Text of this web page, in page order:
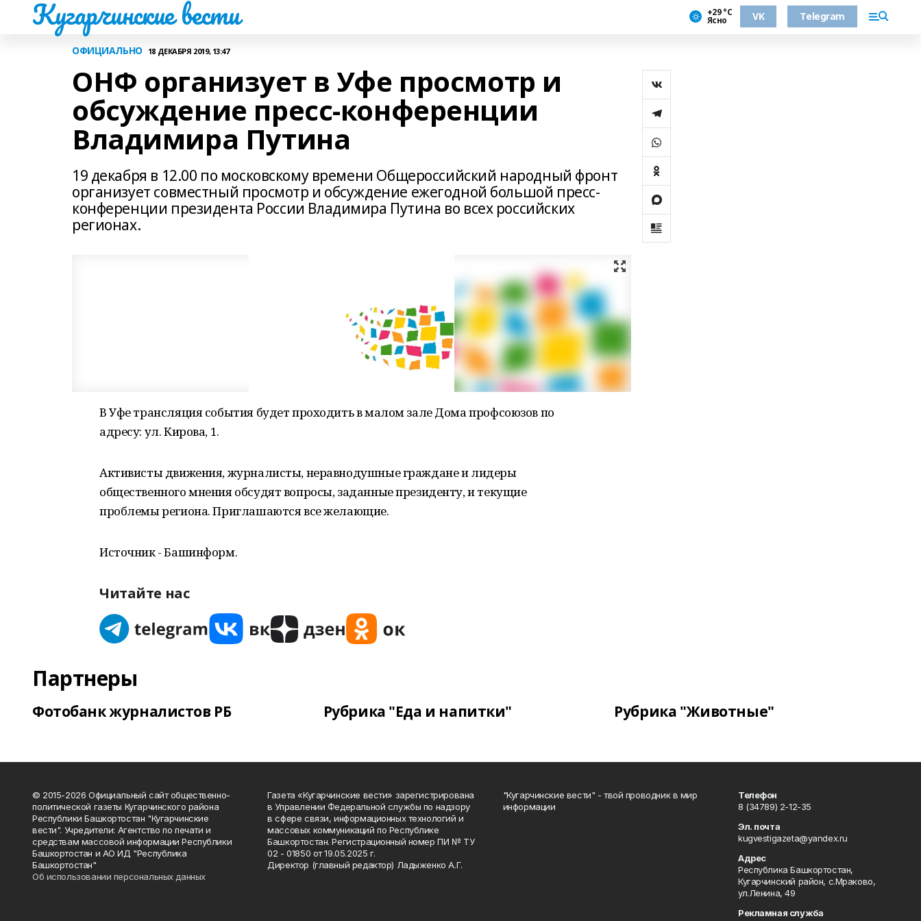
Кугарчинские вести +29 °С
Ясно VK Telegram
ОФИЦИАЛЬНО 18 ДЕКАБРЯ 2019, 13:47
ОНФ организует в Уфе просмотр и
обсуждение пресс-конференции
Владимира Путина
19 декабря в 12.00 по московскому времени Общероссийский народный фронт
организует совместный просмотр и обсуждение ежегодной большой пресс-
конференции президента России Владимира Путина во всех российских
регионах.
В Уфе трансляция события будет проходить в малом зале Дома профсоюзов по
адресу: ул. Кирова, 1.
Активисты движения, журналисты, неравнодушные граждане и лидеры
общественного мнения обсудят вопросы, заданные президенту, и текущие
проблемы региона. Приглашаются все желающие.
Источник - Башинформ.
Читайте нас
Партнеры
Фотобанк журналистов РБ Рубрика "Еда и напитки" Рубрика "Животные"
© 2015-2026 Официальный сайт общественно-
политической газеты Кугарчинского района
Республики Башкортостан "Кугарчинские
вести". Учредители: Агентство по печати и
средствам массовой информации Республики
Башкортостан и АО ИД "Республика
Башкортостан"
Об использовании персональных данных
Газета «Кугарчинские вести» зарегистрирована
в Управлении Федеральной службы по надзору
в сфере связи, информационных технологий и
массовых коммуникаций по Республике
Башкортостан. Регистрационный номер ПИ № ТУ
02 - 01850 от 19.05.2025 г.
Директор (главный редактор) Ладыженко А.Г.
"Кугарчинские вести" - твой проводник в мир
информации
Телефон
8 (34789) 2-12-35
Эл. почта
kugvestigazeta@yandex.ru
Адрес
Республика Башкортостан,
Кугарчинский район, с.Мраково,
ул.Ленина, 49
Рекламная служба